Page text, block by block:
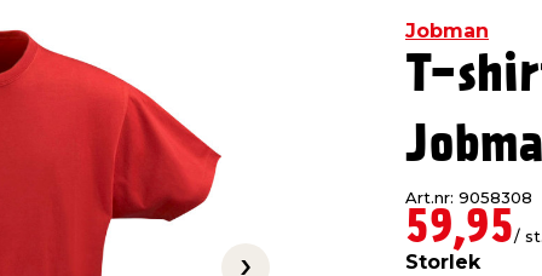
Jobman
T-
Art.nr: 9058308
59,95/ st.
Storlek